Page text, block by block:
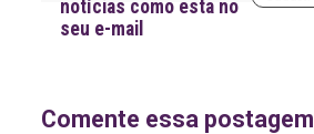
notícias como esta no
seu e-mail
Comente essa postagem